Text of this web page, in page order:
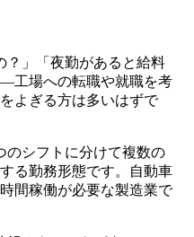
？」「夜勤があると給料
工場への転職や就職を考
よぎる方は多いはずで
のシフトに分けて複数の
る勤務形態です。自動車
間稼働が必要な製造業で